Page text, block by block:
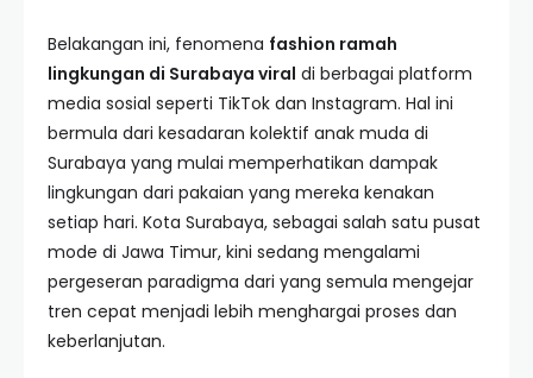
Belakangan ini, fenomena fashion ramah
lingkungan di Surabaya viral di berbagai platform
media sosial seperti TikTok dan Instagram. Hal ini
bermula dari kesadaran kolektif anak muda di
Surabaya yang mulai memperhatikan dampak
lingkungan dari pakaian yang mereka kenakan
setiap hari. Kota Surabaya, sebagai salah satu pusat
mode di Jawa Timur, kini sedang mengalami
pergeseran paradigma dari yang semula mengejar
tren cepat menjadi lebih menghargai proses dan
keberlanjutan.